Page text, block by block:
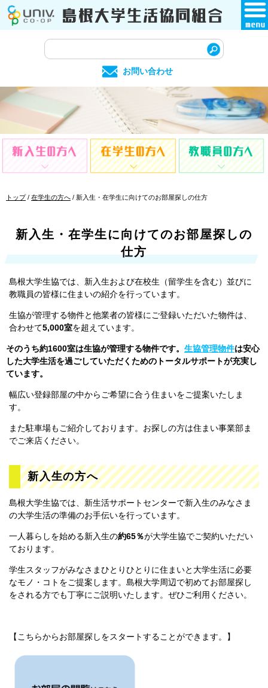
このページの本文へ
サ
索
お問い合わせ
現
置：
トップ/ 在学生の方へ / 新入生・在学生に向けてのお部屋探しの仕方
新入生・在学生に向けてのお部屋探しの
仕方
島根大学生協では、新入生および在校生（留学生を含む）並びに
教職員の皆様に住まいの紹介を行っています。
生協が管理する物件と他業者の皆様にご登録いただいた物件は、
合わせて5,000室を超えています。
そのうち約1600室は生協が管理する物件です。 生協管理物件は安心
した大学生活を過ごしていただくためのトータルサポートが充実し
ています。
幅広い登録部屋の中からご希望に合う住まいをご提案いたしま
す。
また駐車場もご紹介しております。お探しの方は住まい事業部ま
でご来店ください。
新入生の方へ
島根大学生協では、新生活サポートセンターで新入生のみなさま
の大学生活の準備のお手伝いを行っています。
一人暮らしを始める新入生の約65％が大学生協でご契約いただい
ております。
学生スタッフがみなさまひとりひとりに住まいと大学生活に必要
なモノ・コトをご提案します。島根大学周辺で初めてお部屋探し
をされる方でも丁寧にご説明いたします。ぜひご利用ください。
【こちらからお部屋探しをスタートすることができます。】